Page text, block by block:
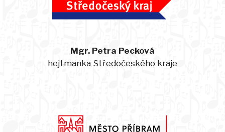
Mgr. Petra Pecková
hejtmanka Středočeského kraje